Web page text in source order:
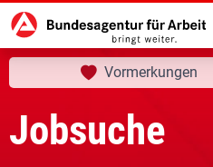
Startseite Jobsuche aktuelle
Ihre
Vormerkungen
Jobsuche